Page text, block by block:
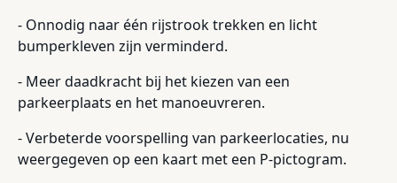
- Onnodig naar één rijstrook trekken en licht
bumperkleven zijn verminderd.
- Meer daadkracht bij het kiezen van een
parkeerplaats en het manoeuvreren.
- Verbeterde voorspelling van parkeerlocaties, nu
weergegeven op een kaart met een P-pictogram.